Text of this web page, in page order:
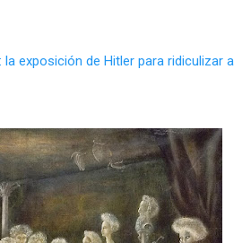
la exposición de Hitler para ridiculizar a